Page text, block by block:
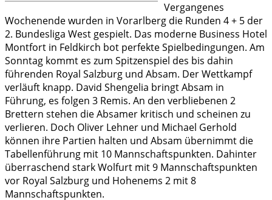
Vergangenes
Wochenende wurden in Vorarlberg die Runden 4 + 5 der
2. Bundesliga West gespielt. Das moderne Business Hotel
Montfort in Feldkirch bot perfekte Spielbedingungen. Am
Sonntag kommt es zum Spitzenspiel des bis dahin
führenden Royal Salzburg und Absam. Der Wettkampf
verläuft knapp. David Shengelia bringt Absam in
Führung, es folgen 3 Remis. An den verbliebenen 2
Brettern stehen die Absamer kritisch und scheinen zu
verlieren. Doch Oliver Lehner und Michael Gerhold
können ihre Partien halten und Absam übernimmt die
Tabellenführung mit 10 Mannschaftspunkten. Dahinter
überraschend stark Wolfurt mit 9 Mannschaftspunkten
vor Royal Salzburg und Hohenems 2 mit 8
Mannschaftspunkten.